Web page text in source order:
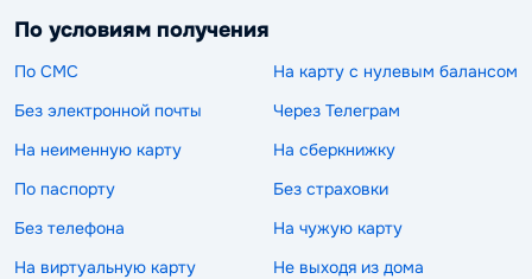
По условиям получения
По СМС
На карту с нулевым балансом
Без электронной почты
Через Телеграм
На неименную карту
На сберкнижку
По паспорту
Без страховки
Без телефона
На чужую карту
На виртуальную карту
Не выходя из дома